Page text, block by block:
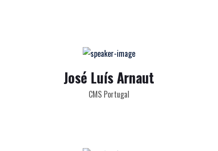
José Luís Arnaut
CMS Portugal